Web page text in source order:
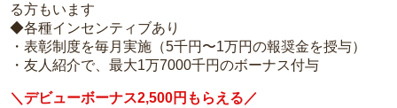
る方もいます
◆各種インセンティブあり
・表彰制度を毎月実施（5千円〜1万円の報奨金を授与）
・友人紹介で、最大1万7000千円のボーナス付与
＼デビューボーナス2,500円もらえる／